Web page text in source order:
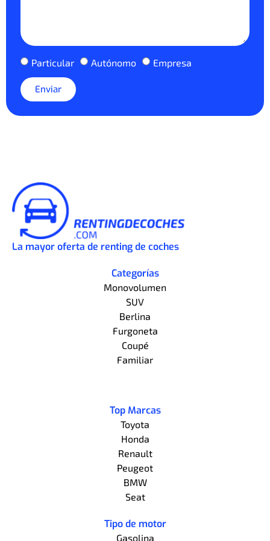
Particular Autónomo Empresa
Enviar
La mayor oferta de renting de coches
Categorías
Monovolumen
SUV
Berlina
Furgoneta
Coupé
Familiar
Top Marcas
Toyota
Honda
Renault
Peugeot
BMW
Seat
Tipo de motor
Gasolina